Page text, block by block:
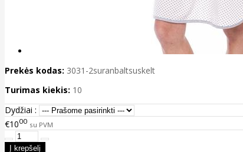
Prekės kodas: 3031-2suranbaltsuskelt
Turimas kiekis: 10
Dydžiai :
€1000 su PVM